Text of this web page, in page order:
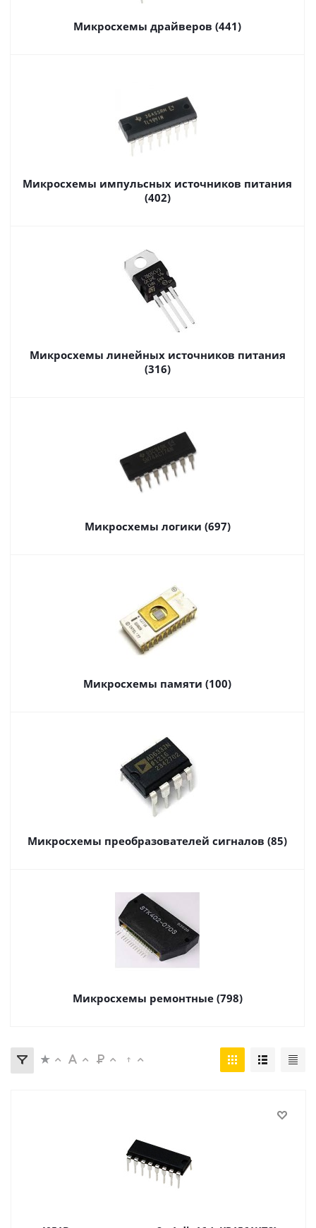
Микросхемы драйверов (441)
Микросхемы импульсных источников питания
(402)
Микросхемы линейных источников питания
(316)
Микросхемы логики (697)
Микросхемы памяти (100)
Микросхемы преобразователей сигналов (85)
Микросхемы ремонтные (798)